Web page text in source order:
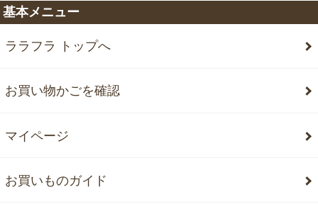
基本メニュー
ララフラ トップへ
お買い物かごを確認
マイページ
お買いものガイド